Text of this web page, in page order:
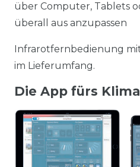
über Computer, Tablets
überall aus anzupassen
Infrarotfernbedienung
im Lieferumfang.
Die App fürs Klima